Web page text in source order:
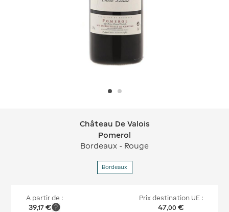
Château De Valois Pomerol
Château De Valois
Pomerol
Bordeaux - Rouge
Bordeaux
A partir de :
39,17 €
Prix destination UE :
47,00 €